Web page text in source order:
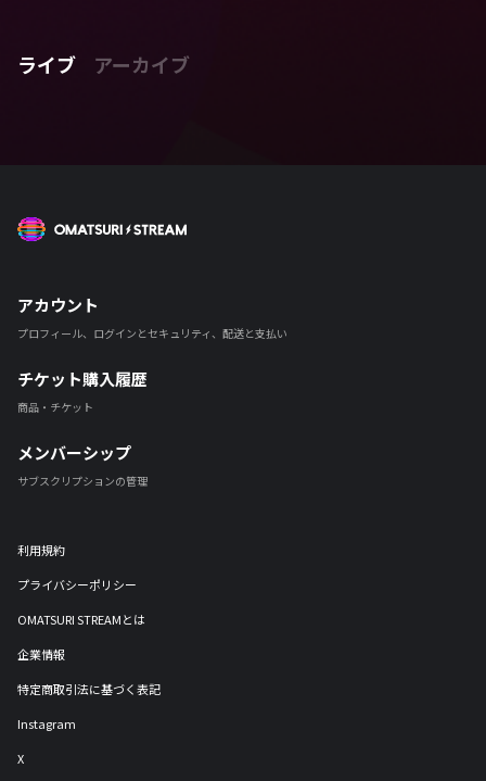
ライブ アーカイブ
アカウント
プロフィール、ログインとセキュリティ、配送と支払い
チケット購入履歴
商品・チケット
メンバーシップ
サブスクリプションの管理
利用規約
プライバシーポリシー
OMATSURI STREAMとは
企業情報
特定商取引法に基づく表記
Instagram
X